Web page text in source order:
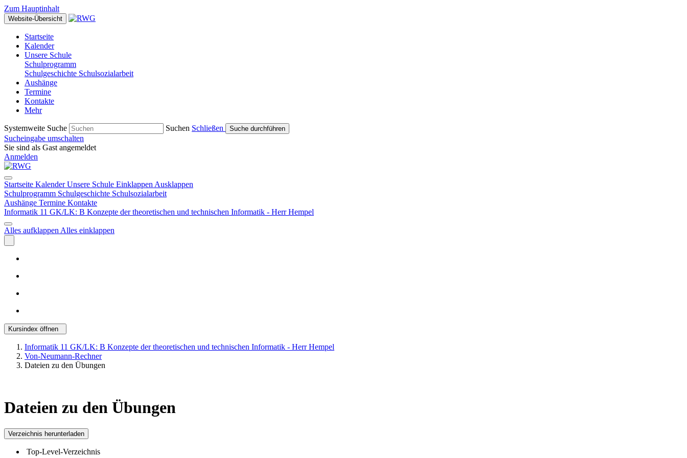
Zum Hauptinhalt
Website-Übersicht
Startseite
Kalender
Unsere Schule
Schulprogramm
Schulgeschichte Schulsozialarbeit
Aushänge
Termine
Kontakte
Mehr
Systemweite Suche Suchen Schließen Suche durchführen
Sucheingabe umschalten
Sie sind als Gast angemeldet
Anmelden
Startseite KalenderUnsere Schule Einklappen Ausklappen
Schulprogramm Schulgeschichte Schulsozialarbeit
Aushänge Termine Kontakte
Informatik 11 GK/LK: B Konzepte der theoretischen und technischen Informatik - Herr Hempel
Alles aufklappen Alles einklappen
Kursindex öffnen
Informatik 11 GK/LK: B Konzepte der theoretischen und technischen Informatik - Herr Hempel
Von-Neumann-Rechner
Dateien zu den Übungen
Dateien zu den Übungen
Verzeichnis herunterladen
Top-Level-Verzeichnis